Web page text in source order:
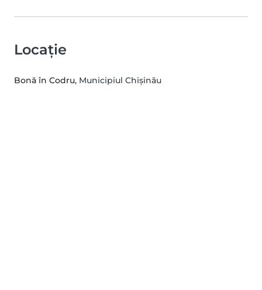
Locație
Bonă în Codru, Municipiul Chișinău